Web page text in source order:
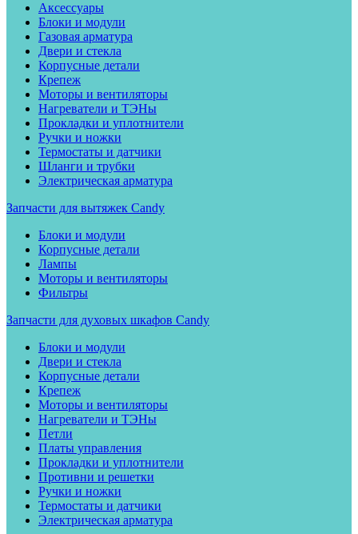
Аксессуары
Блоки и модули
Газовая арматура
Двери и стекла
Корпусные детали
Крепеж
Моторы и вентиляторы
Нагреватели и ТЭНы
Прокладки и уплотнители
Ручки и ножки
Термостаты и датчики
Шланги и трубки
Электрическая арматура
Запчасти для вытяжек Candy
Блоки и модули
Корпусные детали
Лампы
Моторы и вентиляторы
Фильтры
Запчасти для духовых шкафов Candy
Блоки и модули
Двери и стекла
Корпусные детали
Крепеж
Моторы и вентиляторы
Нагреватели и ТЭНы
Петли
Платы управления
Прокладки и уплотнители
Противни и решетки
Ручки и ножки
Термостаты и датчики
Электрическая арматура